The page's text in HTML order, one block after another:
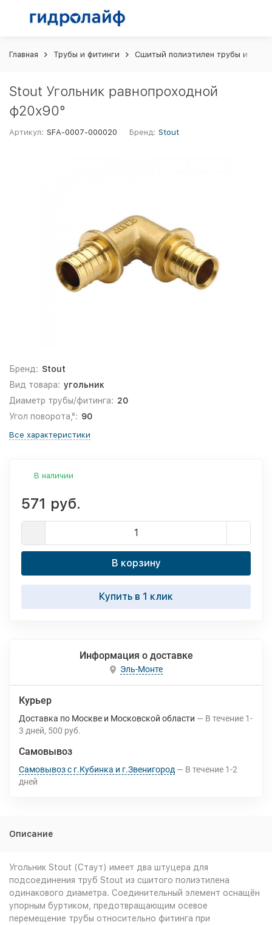
Главная Трубы и фитинги Сшитый полиэтилен трубы и
Stout Угольник равнопроходной
ф20х90°
Артикул: SFA-0007-000020 Бренд: Stout
Бренд: Stout
Вид товара: угольник
Диаметр трубы/фитинга: 20
Угол поворота,°: 90
Все характеристики
В наличии
571 руб.
В корзину
Купить в 1 клик
Информация о доставке
Эль-Монте
Курьер
Доставка по Москве и Московской области В течение 1-
3 дней 500 руб.
Самовывоз
Самовывоз с г.Кубинка и г.Звенигород В течение 1-2
дней
Описание
Угольник Stout (Стаут) имеет два штуцера для
подсоединения труб Stout из сшитого полиэтилена
одинакового диаметра. Соединительный элемент оснащён
упорным буртиком, предотвращающим осевое
перемещение трубы относительно фитинга при